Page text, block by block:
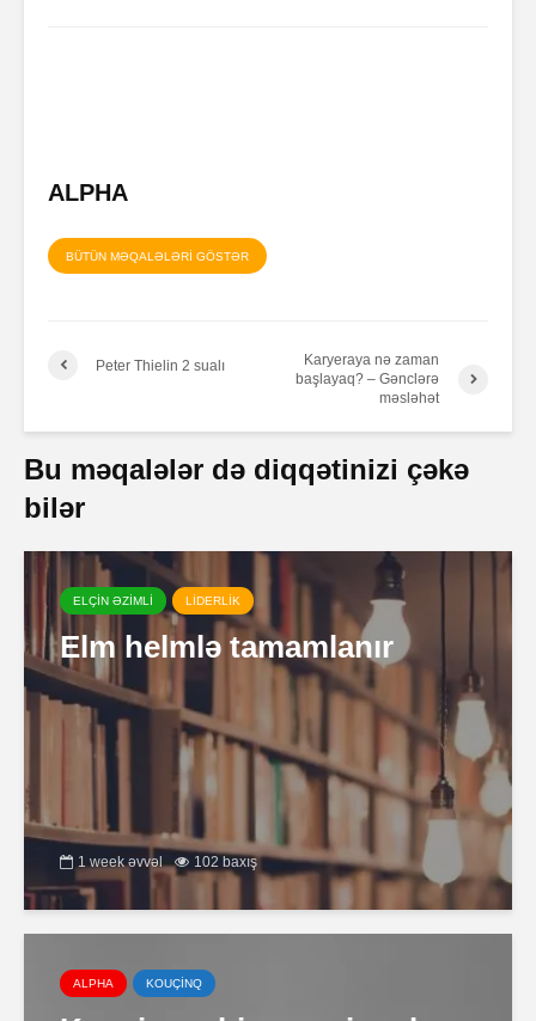
ALPHA
BÜTÜN MƏQALƏLƏRİ GÖSTƏR
Peter Thielin 2 sualı
Karyeraya nə zaman
başlayaq? – Gənclərə
məsləhət
Bu məqalələr də diqqətinizi çəkə
bilər
ELÇİN ƏZİMLİ LİDERLİK
Elm helmlə tamamlanır
1 week əvvəl 102 baxış
ALPHA KOUÇİNQ